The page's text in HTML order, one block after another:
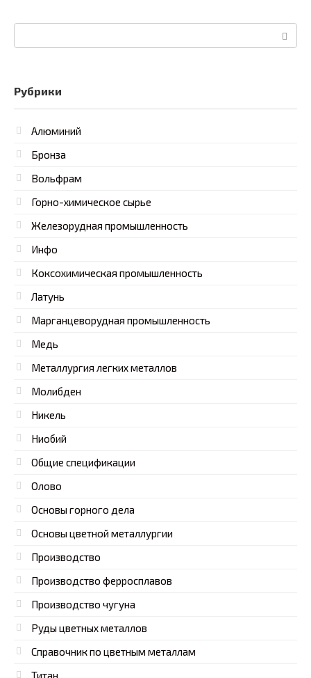
Поиск:
Рубрики
Алюминий
Бронза
Вольфрам
Горно-химическое сырье
Железорудная промышленность
Инфо
Коксохимическая промышленность
Латунь
Марганцеворудная промышленность
Медь
Металлургия легких металлов
Молибден
Никель
Ниобий
Общие спецификации
Олово
Основы горного дела
Основы цветной металлургии
Производство
Производство ферросплавов
Производство чугуна
Руды цветных металлов
Справочник по цветным металлам
Титан